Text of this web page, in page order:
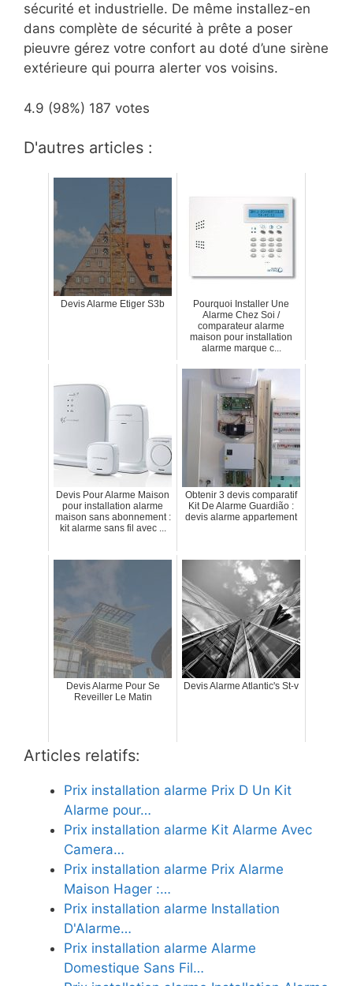
sécurité et industrielle. De même installez-en
dans complète de sécurité à prête a poser
pieuvre gérez votre confort au doté d’une sirène
extérieure qui pourra alerter vos voisins.
4.9 (98%) 187 votes
D'autres articles :
Devis Alarme Etiger S3b
Pourquoi Installer Une
Alarme Chez Soi /
comparateur alarme
maison pour installation
alarme marque c...
Devis Pour Alarme Maison
pour installation alarme
maison sans abonnement :
kit alarme sans fil avec ...
Obtenir 3 devis comparatif
Kit De Alarme Guardião :
devis alarme appartement
Devis Alarme Pour Se
Reveiller Le Matin
Devis Alarme Atlantic's St-v
Articles relatifs:
Prix installation alarme Prix D Un Kit
Alarme pour…
Prix installation alarme Kit Alarme Avec
Camera…
Prix installation alarme Prix Alarme
Maison Hager :…
Prix installation alarme Installation
D'Alarme…
Prix installation alarme Alarme
Domestique Sans Fil…